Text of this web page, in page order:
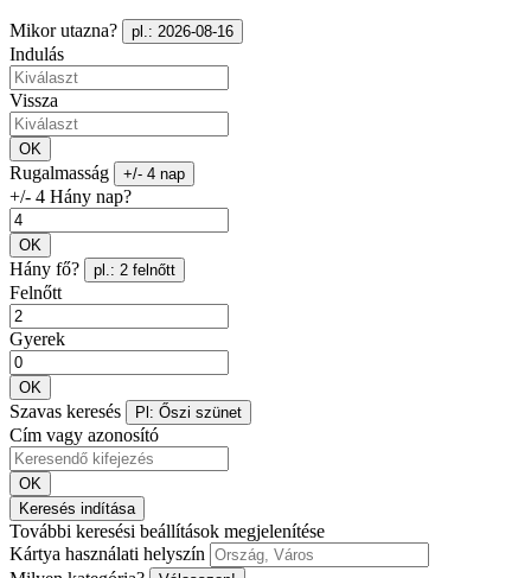
Mikor utazna? pl.: 2026-08-16
Indulás
Vissza
OK
Rugalmasság +/- 4 nap
+/- 4 Hány nap?
OK
Hány fő? pl.: 2 felnőtt
Felnőtt
Gyerek
OK
Szavas keresés Pl: Őszi szünet
Cím vagy azonosító
OK
Keresés indítása
További keresési beállítások megjelenítése
Kártya használati helyszín